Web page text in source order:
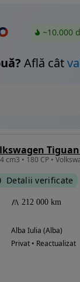
~10.000
Află cât
Detalii verificate
212 000 km
Alba Iulia (Alba)
Privat • Reactualizat